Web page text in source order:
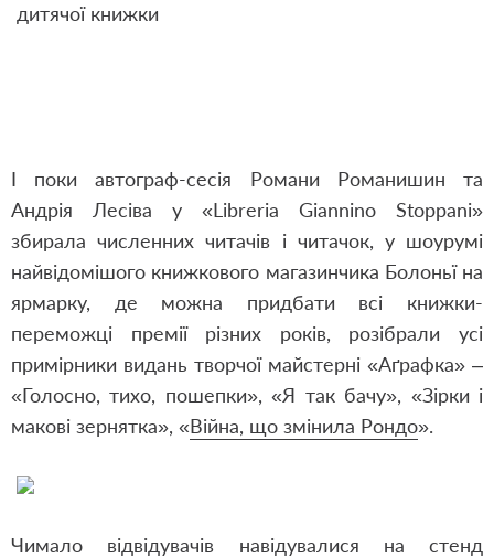
І поки автограф-сесія Романи Романишин та
Андрія Лесіва у «Libreria Giannino Stoppani»
збирала численних читачів і читачок, у шоурумі
найвідомішого книжкового магазинчика Болоньї на
ярмарку, де можна придбати всі книжки-
переможці премії різних років, розібрали усі
примірники видань творчої майстерні «Аґрафка» –
«Голосно, тихо, пошепки», «Я так бачу», «Зірки і
макові зернятка», «Війна, що змінила Рондо».
Чимало відвідувачів навідувалися на стенд